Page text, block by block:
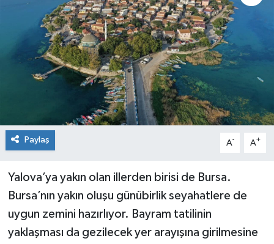
Paylaş A- A+
Yalova’ya yakın olan illerden birisi de Bursa.
Bursa’nın yakın oluşu günübirlik seyahatlere de
uygun zemini hazırlıyor. Bayram tatilinin
yaklaşması da gezilecek yer arayışına girilmesine